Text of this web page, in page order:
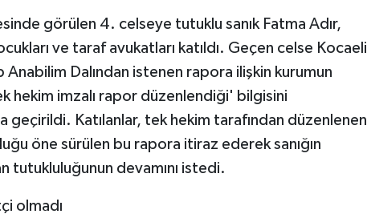
görülen 4. celseye tutuklu sanık Fatma Adır,
ve taraf avukatları katıldı. Geçen celse Kocaeli
Dalından istenen rapora ilişkin kurumun
hekim imzalı rapor düzenlendiği' bilgisini
geçirildi. Katılanlar, tek hekim tarafından düzenlenen
öne sürülen bu rapora itiraz ederek sanığın
tutukluluğunun devamını istedi.
olmadı